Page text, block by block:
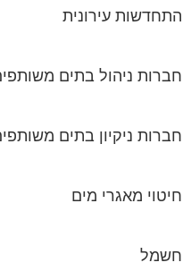
התחדשות עירונית
חברות ניהול בתים משותפים
חברות ניקיון בתים משותפים
חיטוי מאגרי מים
חשמל